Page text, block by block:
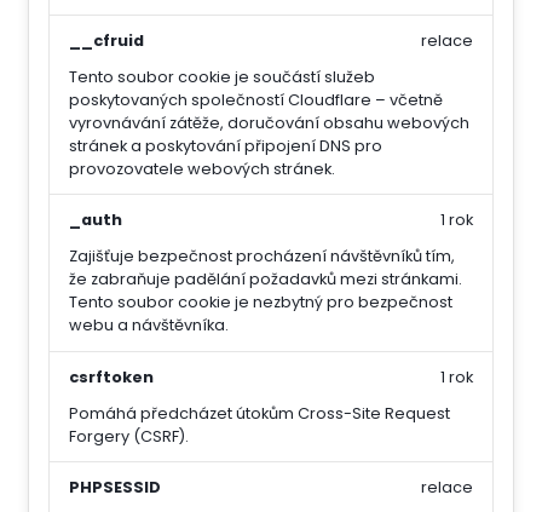
__cfruid
Tento soubor cookie je součástí služeb
poskytovaných společností Cloudflare – včetně
vyrovnávání zátěže, doručování obsahu webových
stránek a poskytování připojení DNS pro
provozovatele webových stránek.
relace
_auth
Zajišťuje bezpečnost procházení návštěvníků tím,
že zabraňuje padělání požadavků mezi stránkami.
Tento soubor cookie je nezbytný pro bezpečnost
webu a návštěvníka.
1 rok
csrftoken
Pomáhá předcházet útokům Cross-Site Request
Forgery (CSRF).
1 rok
PHPSESSID
relace